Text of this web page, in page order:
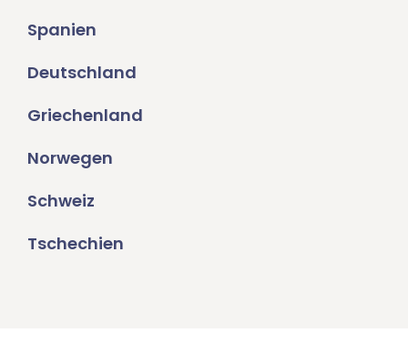
Spanien
Deutschland
Griechenland
Norwegen
Schweiz
Tschechien